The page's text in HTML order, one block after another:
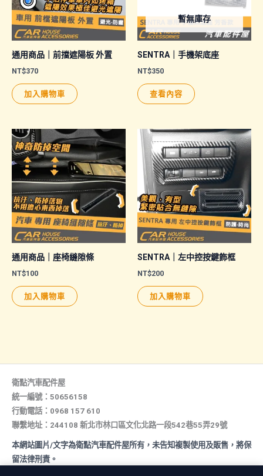
通用商品｜前擋遮陽板 外置
NT$370
加入購物車
暫無庫存
SENTRA｜手機架底座
NT$350
查看內容
通用商品｜座椅縫隙條
NT$100
加入購物車
SENTRA｜左中控按鍵飾框
NT$200
加入購物車
衛點汽車配件屋
統一編號：50656158
行動電話：0968 157 610
聯繫地址：244108 新北市林口區文化北路一段542巷55弄29號
本網站圖片/文字為衛點汽車配件屋所有，未告知複製使用及販售，將保
留法律刑責。